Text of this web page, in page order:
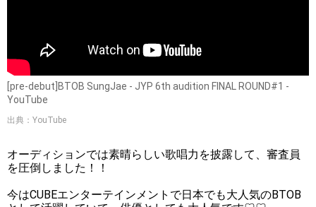
[pre-debut]BTOB SungJae - JYP 6th audition FINAL ROUND#1 -
YouTube
出典：YouTube
オーディションでは素晴らしい歌唱力を披露して、審査員
を圧倒しました！！
今はCUBEエンターテインメントで日本でも大人気のBTOB